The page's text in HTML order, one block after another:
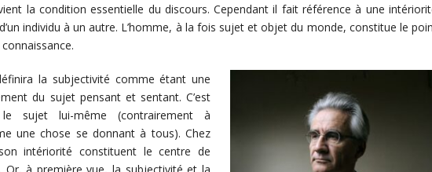
la condition essentielle du discours. Cependant il fait référence à une
individu à un autre. L’homme, à la fois sujet et objet du monde, constitue le
la subjectivité comme étant une
du sujet pensant et sentant. C’est
sujet lui-même (contrairement à
une chose se donnant à tous). Chez
intériorité constituent le centre de